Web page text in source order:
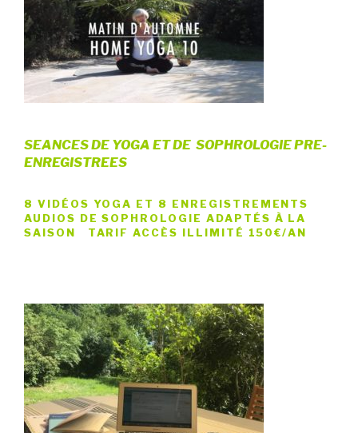
SEANCES DE YOGA ET DE SOPHROLOGIEPRE-
ENREGISTREES
8 VIDÉOS YOGA ET 8 ENREGISTREMENTS
AUDIOS DE SOPHROLOGIE ADAPTÉS À LA
SAISON
TARIF ACCÈS ILLIMITÉ 150€/AN